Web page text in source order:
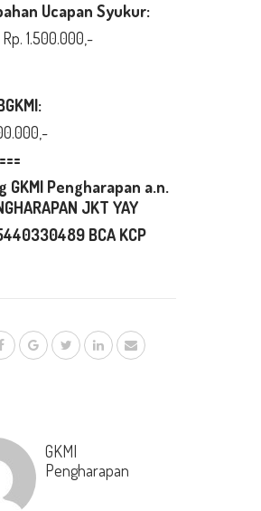
Ucapan Syukur:
1.500.000,-
GKMI Pengharapan a.n.
JKT YAY
BCA KCP
GKMI
Pengharapan